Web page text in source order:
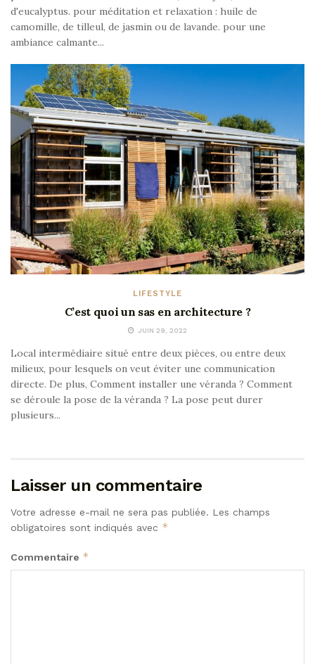
d'eucalyptus. pour méditation et relaxation : huile de
camomille, de tilleul, de jasmin ou de lavande. pour une
ambiance calmante...
LIFESTYLE
C’est quoi un sas en architecture ?
JUIN 29, 2022
Local intermédiaire situé entre deux pièces, ou entre deux
milieux, pour lesquels on veut éviter une communication
directe. De plus, Comment installer une véranda ? Comment
se déroule la pose de la véranda ? La pose peut durer
plusieurs...
Laisser un commentaire
Votre adresse e-mail ne sera pas publiée. Les champs
obligatoires sont indiqués avec *
Commentaire *